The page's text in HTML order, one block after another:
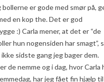
bollerne er gode med smør på,
en kop the. Det er god
:) Carla mener, at det er “de
hun nogensiden har smagt”,
sidste gang jeg bager dem.
de nemme og i dag, hvor Carla
har jeg fået fin hjælp